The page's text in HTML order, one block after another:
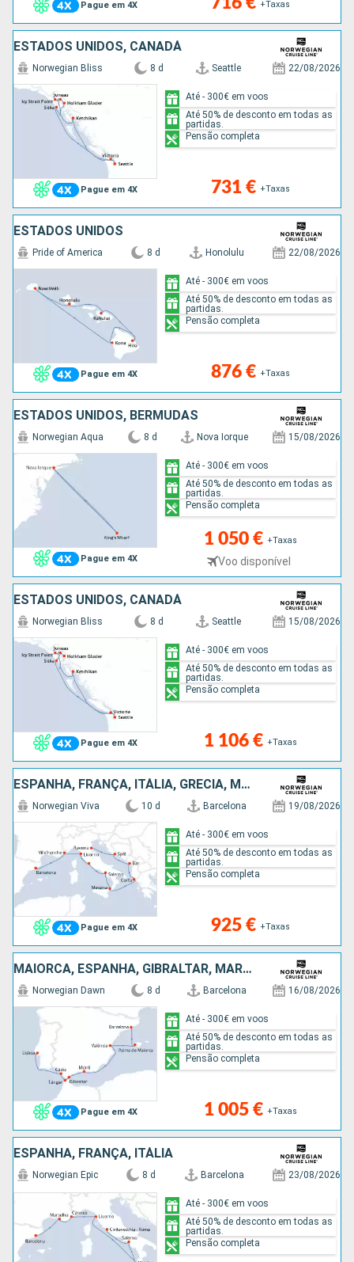
Pague em 4X +Taxas
ESTADOS UNIDOS, CANADÁ
Pague em 4X
Norwegian Bliss 8 d Seattle 22/08/2026
731 € +Taxas
Até - 300€ em voos
Até 50% de desconto em todas as
partidas.
Pensão completa
ESTADOS UNIDOS
Pague em 4X
Pride of America 8 d Honolulu 22/08/2026
876 € +Taxas
Até - 300€ em voos
Até 50% de desconto em todas as
partidas.
Pensão completa
ESTADOS UNIDOS, BERMUDAS
Pague em 4X
Norwegian Aqua 8 d Nova Iorque 15/08/2026
1 050 € +Taxas
Voo disponível
Até - 300€ em voos
Até 50% de desconto em todas as
partidas.
Pensão completa
ESTADOS UNIDOS, CANADÁ
Pague em 4X
Norwegian Bliss 8 d Seattle 15/08/2026
1 106 € +Taxas
Até - 300€ em voos
Até 50% de desconto em todas as
partidas.
Pensão completa
ESPANHA, FRANÇA, ITÁLIA, GRÉCIA, MONTENEGRO, CROÁCIA
Pague em 4X
Norwegian Viva 10 d Barcelona 19/08/2026
925 € +Taxas
Até - 300€ em voos
Até 50% de desconto em todas as
partidas.
Pensão completa
MAIORCA, ESPANHA, GIBRALTAR, MARROCOS, PORTUGAL
Pague em 4X
Norwegian Dawn 8 d Barcelona 16/08/2026
1 005 € +Taxas
Até - 300€ em voos
Até 50% de desconto em todas as
partidas.
Pensão completa
ESPANHA, FRANÇA, ITÁLIA
Norwegian Epic 8 d Barcelona 23/08/2026
Até - 300€ em voos
Até 50% de desconto em todas as
partidas.
Pensão completa